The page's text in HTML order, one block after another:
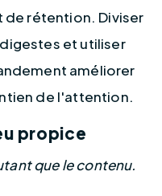
rétention. Diviser
et utiliser
améliorer
de l'attention.
propice
que le contenu.